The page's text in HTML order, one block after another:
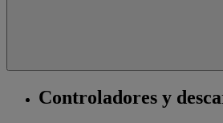
Controladores y